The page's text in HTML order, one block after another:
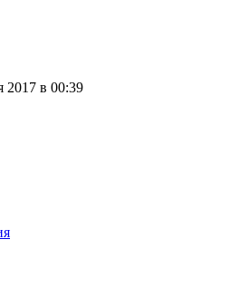
в 00:39